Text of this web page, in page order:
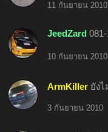
11 กันยายน 2010
JeedZard
10 กันยายน 2010
ArmKiller ยัง
3 กันยายน 2010